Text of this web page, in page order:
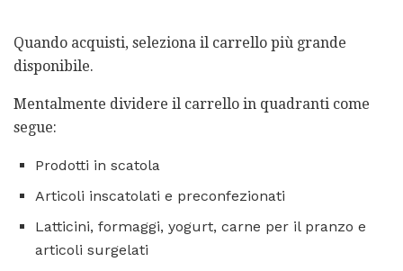
Quando acquisti, seleziona il carrello più grande
disponibile.
Mentalmente dividere il carrello in quadranti come
segue:
Prodotti in scatola
Articoli inscatolati e preconfezionati
Latticini, formaggi, yogurt, carne per il pranzo e
articoli surgelati